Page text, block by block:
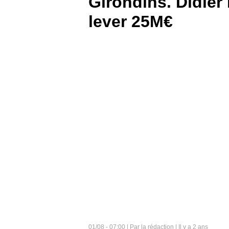
lever 25M€
01/08 - 07:00 | Par la rédaction | Il y a 2 ans